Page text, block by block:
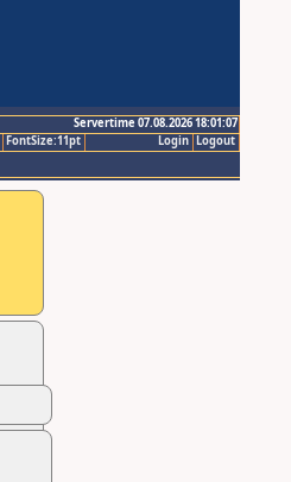
Servertime 07.08.2026 18:01:07
Logout
Login
FontSize:11pt